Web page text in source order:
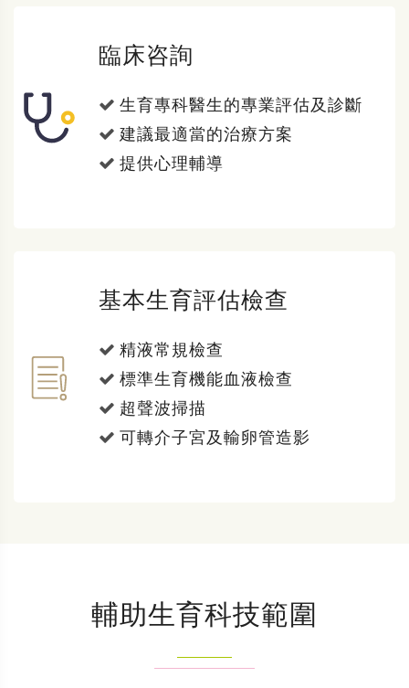
臨床咨詢
生育專科醫生的專業評估及診斷
建議最適當的治療方案
提供心理輔導
基本生育評估檢查
精液常規檢查
標準生育機能血液檢查
超聲波掃描
可轉介子宮及輸卵管造影
輔助生育科技範圍